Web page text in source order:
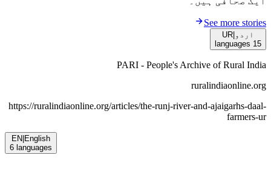
See more stories
اردو UR
15
languages
PARI - People's Archive of Rural India
ruralindiaonline.org
https://ruralindiaonline.org/articles/the-runj-river-and-ajaigarhs-daal-
farmers-ur
EN English
6 languages